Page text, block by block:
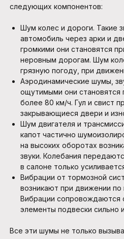
следующих компонентов:
Шум колес и дороги. Такие
автомобиль через арки и
громкими они становятся
неровным дорогам. Шум
грязную погоду, при
Аэродинамические шумы,
ощутимыми они становятся
более 80 км/ч. Гул и свист
закрывающиеся двери и
Шум двигателя и
капот частично
на высоких оборотах
звуки. Колебания
в салоне только
Вибрации от тормозной
возникают при движении
Вибрации сопровождаются
элементы подвески сильно
Все эти шумы не только